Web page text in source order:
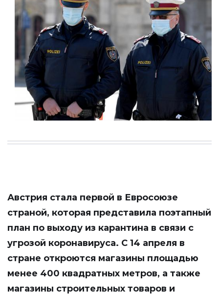
Австрия стала первой в Евросоюзе
страной, которая представила поэтапный
план по выходу из карантина в связи с
угрозой коронавируса. С 14 апреля в
стране откроются магазины площадью
менее 400 квадратных метров, а также
магазины строительных товаров и